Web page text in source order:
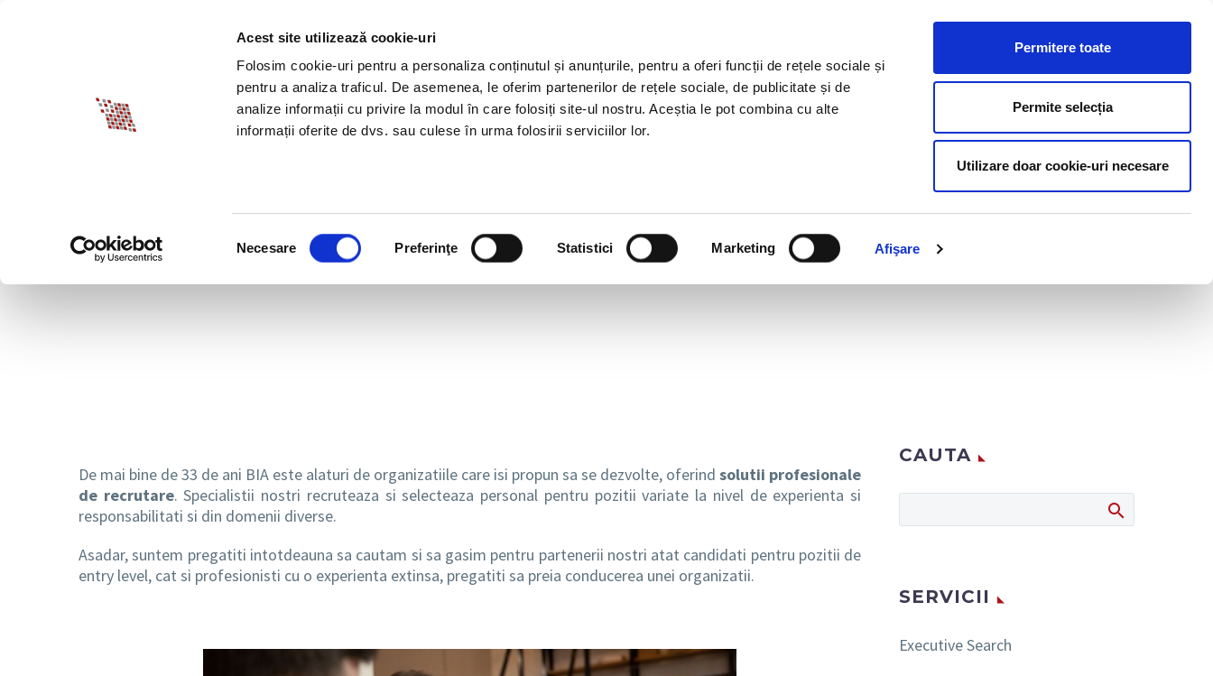
Acest site utilizează cookie-uri
Folosim cookie-uri pentru a personaliza conținutul și anunțurile, pentru a oferi funcții de rețele sociale și
pentru a analiza traficul. De asemenea, le oferim partenerilor de rețele sociale, de publicitate și de
analize informații cu privire la modul în care folosiți site-ul nostru. Aceștia le pot combina cu alte
informații oferite de dvs. sau culese în urma folosirii serviciilor lor.
consimțământului
Necesare Preferinţe Statistici Marketing Afişare
Permitere toate
Permite selecția
Utilizare doar cookie-uri necesare
DESPRE BIA PROMOTII HR CONTACT
RECRUTARE DE PERSONAL
De mai bine de 33 de ani BIA este alaturi de organizatiile care isi propun sa se dezvolte, oferind solutii profesionale
de recrutare. Specialistii nostri recruteaza si selecteaza personal pentru pozitii variate la nivel de experienta si
responsabilitati si din domenii diverse.
Asadar, suntem pregatiti intotdeauna sa cautam si sa gasim pentru partenerii nostri atat candidati pentru pozitii de
entry level, cat si profesionisti cu o experienta extinsa, pregatiti sa preia conducerea unei organizatii.
CAUTA
SERVICII
Executive Search